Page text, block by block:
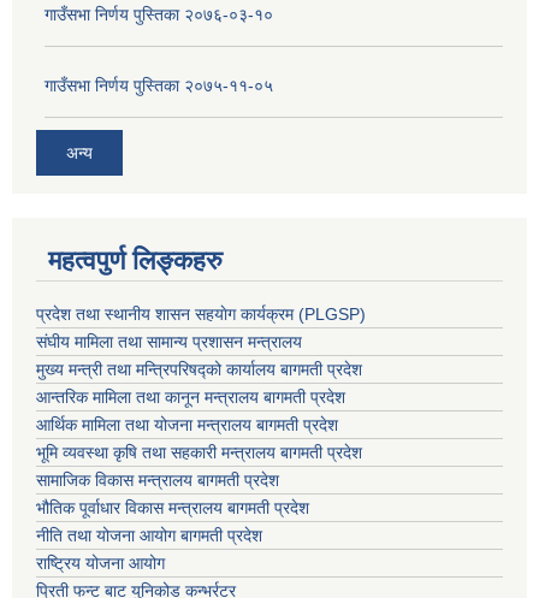
गाउँसभा निर्णय पुस्तिका २०७६-०३-१०
गाउँसभा निर्णय पुस्तिका २०७५-११-०५
अन्य
महत्वपुर्ण लिङ्कहरु
प्रदेश तथा स्थानीय शासन सहयाेग कार्यक्रम (PLGSP)
संघीय मामिला तथा सामान्य प्रशासन मन्त्रालय
मुख्य मन्त्री तथा मन्त्रिपरिषद्को कार्यालय बागमती प्रदेश
आन्तरिक मामिला तथा कानून मन्त्रालय बागमती प्रदेश
आर्थिक मामिला तथा योजना मन्त्रालय बागमती प्रदेश
भूमि व्यवस्था कृषि तथा सहकारी मन्त्रालय बागमती प्रदेश
सामाजिक विकास मन्त्रालय बागमती प्रदेश
भौतिक पूर्वाधार विकास मन्त्रालय बागमती प्रदेश
नीति तथा योजना आयोग बागमती प्रदेश
राष्ट्रिय योजना आयोग
प्रिती फन्ट बाट युनिकोड कन्भर्रटर